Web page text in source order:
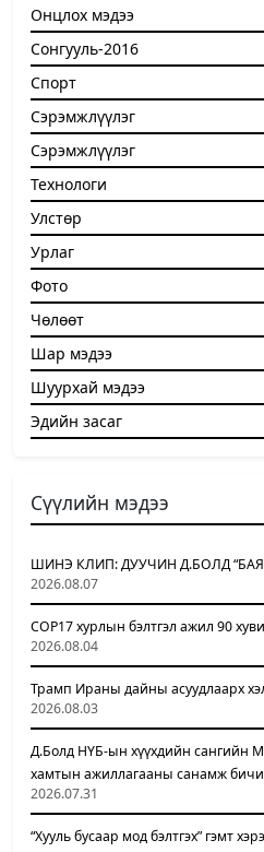
Онцлох мэдээ
Сонгууль-2016
Спорт
Сэрэмжлүүлэг
Сэрэмжлүүлэг
Технологи
Улстөр
Урлаг
Фото
Чѳлѳѳт
Шар мэдээ
Шуурхай мэдээ
Эдийн засаг
Сүүлийн мэдээ
ШИНЭ КЛИП: ДУУЧИН Д.БОЛД
2026.08.07
COP17 хурлын бэлтгэл ажил 90
2026.08.04
Трамп Ираны дайны асуудлаарх
2026.08.03
Д.Болд НҮБ-ын хүүхдийн сангийн
хамтын ажиллагааны санамж
2026.07.31
“Хууль бусаар мод бэлтгэх” гэмт